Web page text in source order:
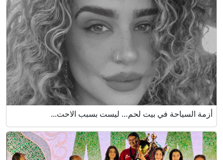
أزمة السياحة في بيت لحم… ليست بسبب الاحت...